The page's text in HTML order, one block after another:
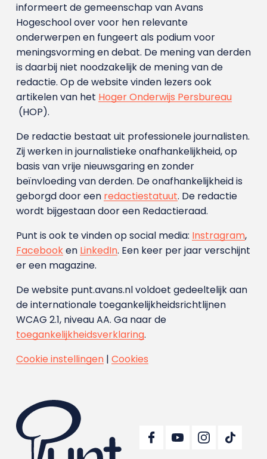
informeert de gemeenschap van Avans
Hogeschool over voor hen relevante
onderwerpen en fungeert als podium voor
meningsvorming en debat. De mening van derden
is daarbij niet noodzakelijk de mening van de
redactie. Op de website vinden lezers ook
artikelen van het Hoger Onderwijs Persbureau
(HOP).
De redactie bestaat uit professionele journalisten.
Zij werken in journalistieke onafhankelijkheid, op
basis van vrije nieuwsgaring en zonder
beïnvloeding van derden. De onafhankelijkheid is
geborgd door een redactiestatuut. De redactie
wordt bijgestaan door een Redactieraad.
Punt is ook te vinden op social media: Instragram,
Facebooken LinkedIn. Een keer per jaar verschijnt
er een magazine.
De website punt.avans.nl voldoet gedeeltelijk aan
de internationale toegankelijkheidsrichtlijnen
WCAG 2.1, niveau AA. Ga naar de
toegankelijkheidsverklaring.
Cookie instellingen| Cookies